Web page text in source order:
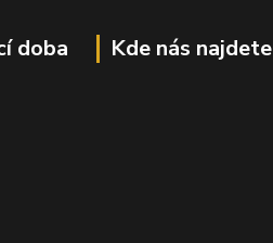
doba Kde nás najdete